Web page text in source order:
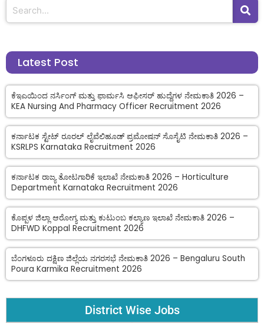
Latest Post
ಕೆಇಎಯಿಂದ ನರ್ಸಿಂಗ್ ಮತ್ತು ಫಾರ್ಮಸಿ ಆಫೀಸರ್ ಹುದ್ದೆಗಳ ನೇಮಕಾತಿ 2026 –
KEA Nursing And Pharmacy Officer Recruitment 2026
ಕರ್ನಾಟಕ ಸ್ಟೇಟ್ ರೂರಲ್ ಲೈವೆಲಿಹೂಡ್ ಪ್ರಮೋಷನ್ ಸೊಸೈಟಿ ನೇಮಕಾತಿ 2026 –
KSRLPS Karnataka Recruitment 2026
ಕರ್ನಾಟಕ ರಾಜ್ಯ ತೋಟಗಾರಿಕೆ ಇಲಾಖೆ ನೇಮಕಾತಿ 2026 – Horticulture
Department Karnataka Recruitment 2026
ಕೊಪ್ಪಳ ಜಿಲ್ಲಾ ಆರೋಗ್ಯ ಮತ್ತು ಕುಟುಂಬ ಕಲ್ಯಾಣ ಇಲಾಖೆ ನೇಮಕಾತಿ 2026 –
DHFWD Koppal Recruitment 2026
ಬೆಂಗಳೂರು ದಕ್ಷಿಣ ಜಿಲ್ಲೆಯ ನಗರಸಭೆ ನೇಮಕಾತಿ 2026 – Bengaluru South
Poura Karmika Recruitment 2026
District Wise Jobs